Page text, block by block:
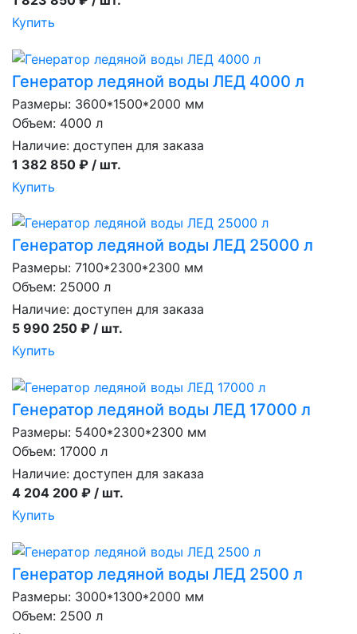
Купить
Генератор ледяной воды ЛЕД 4000 л
Размеры: 3600*1500*2000 мм
Объем: 4000 л
Наличие: доступен для заказа
1 382 850 ₽ / шт.
Купить
Генератор ледяной воды ЛЕД 25000 л
Размеры: 7100*2300*2300 мм
Объем: 25000 л
Наличие: доступен для заказа
5 990 250 ₽ / шт.
Купить
Генератор ледяной воды ЛЕД 17000 л
Размеры: 5400*2300*2300 мм
Объем: 17000 л
Наличие: доступен для заказа
4 204 200 ₽ / шт.
Купить
Генератор ледяной воды ЛЕД 2500 л
Размеры: 3000*1300*2000 мм
Объем: 2500 л